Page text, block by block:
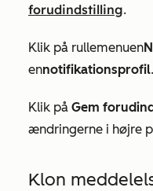
forudindstilling.
Klik på rullemenuen
ennotifikationsprofil.
Klik på Gem
ændringerne i højre
Klon